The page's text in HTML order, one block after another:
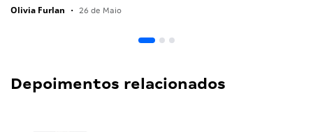
Olivia Furlan • 26 de Maio
Depoimentos relacionados